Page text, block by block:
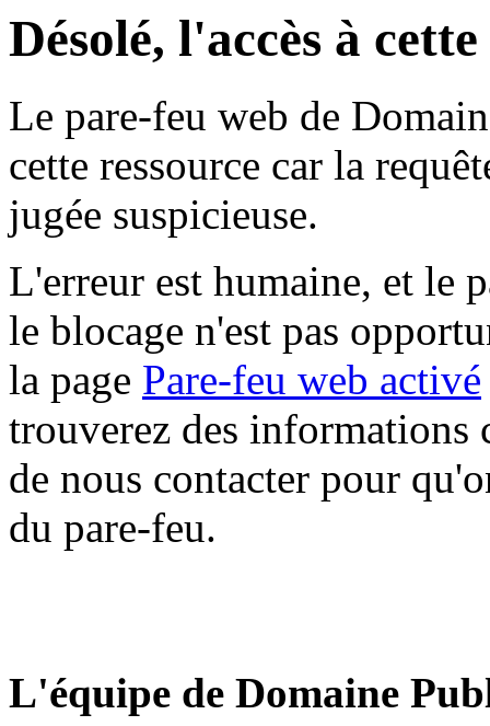
Désolé, l'accès à
Le pare-feu web de
cette ressource car la
jugée suspicieuse.
L'erreur est humaine, et le
le blocage n'est pas
la page Pare-feu web activé
trouverez des informations
de nous contacter pour
du pare-feu.
L'équipe de Domaine